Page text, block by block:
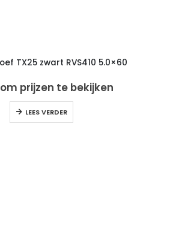
TX25 zwart RVS410 5.0×60
prijzen te bekijken
LEES VERDER